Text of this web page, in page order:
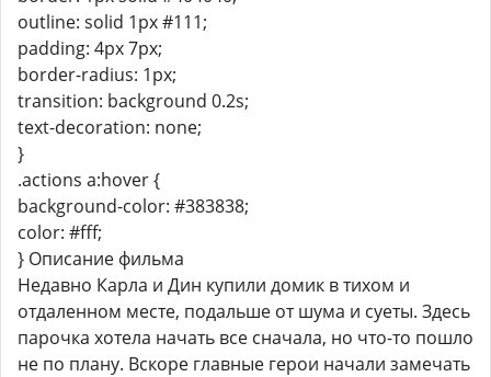
outline: solid 1px #111;
padding: 4px 7px;
border-radius: 1px;
transition: background 0.2s;
text-decoration: none;
}
.actions a:hover {
background-color: #383838;
color: #fff;
} Описание фильма
Недавно Карла и Дин купили домик в тихом и
отдаленном месте, подальше от шума и суеты. Здесь
парочка хотела начать все сначала, но что-то пошло
не по плану. Вскоре главные герои начали замечать